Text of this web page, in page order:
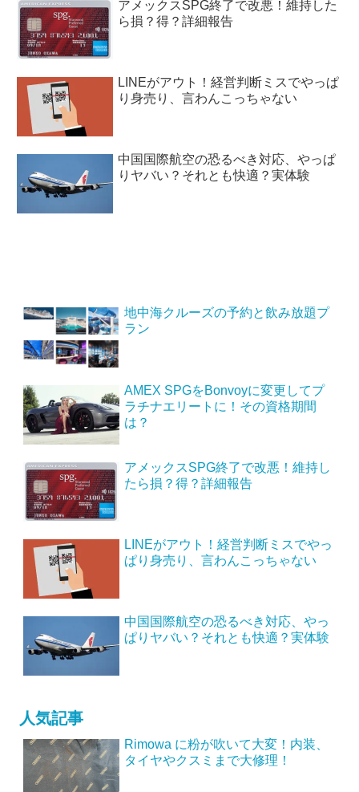
アメックスSPG終了で改悪！維持した
ら損？得？詳細報告
LINEがアウト！経営判断ミスでやっぱ
り身売り、言わんこっちゃない
中国国際航空の恐るべき対応、やっぱ
りヤバい？それとも快適？実体験
地中海クルーズの予約と飲み放題プ
ラン
AMEX SPGをBonvoyに変更してプ
ラチナエリートに！その資格期間
は？
アメックスSPG終了で改悪！維持し
たら損？得？詳細報告
LINEがアウト！経営判断ミスでやっ
ぱり身売り、言わんこっちゃない
中国国際航空の恐るべき対応、やっ
ぱりヤバい？それとも快適？実体験
人気記事
Rimowa に粉が吹いて大変！内装、
タイヤやクスミまで大修理！